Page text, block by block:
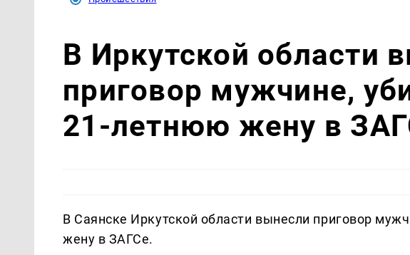
В Иркутской области
приговор мужчине,
21-летнюю жену в
В Саянске Иркутской области вынесли приговор
жену в ЗАГСе.